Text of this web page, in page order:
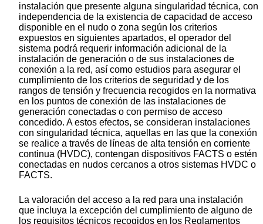
instalación que presente alguna singularidad técnica, con
independencia de la existencia de capacidad de acceso
disponible en el nudo o zona según los criterios
expuestos en siguientes apartados, el operador del
sistema podrá requerir información adicional de la
instalación de generación o de sus instalaciones de
conexión a la red, así como estudios para asegurar el
cumplimiento de los criterios de seguridad y de los
rangos de tensión y frecuencia recogidos en la normativa
en los puntos de conexión de las instalaciones de
generación conectadas o con permiso de acceso
concedido. A estos efectos, se consideran instalaciones
con singularidad técnica, aquellas en las que la conexión
se realice a través de líneas de alta tensión en corriente
continua (HVDC), contengan dispositivos FACTS o estén
conectadas en nudos cercanos a otros sistemas HVDC o
FACTS.
La valoración del acceso a la red para una instalación
que incluya la excepción del cumplimiento de alguno de
los requisitos técnicos recogidos en los Reglamentos